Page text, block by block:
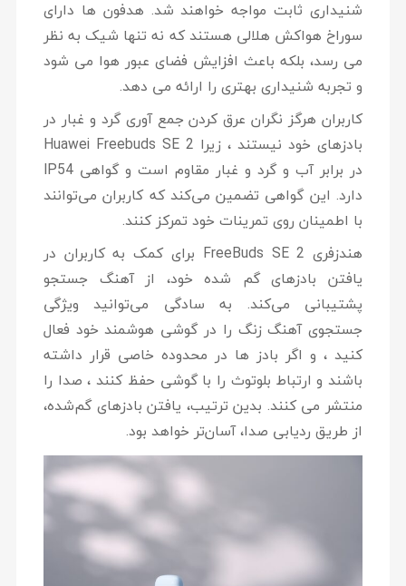
شنیداری ثابت مواجه خواهند شد. هدفون ها دارای
سوراخ هواکش هلالی هستند که نه تنها شیک به نظر
می رسد، بلکه باعث افزایش فضای عبور هوا می شود
و تجربه شنیداری بهتری را ارائه می دهد.
کاربران هرگز نگران عرق کردن جمع آوری گرد و غبار در
بادزهای خود نیستند ، زیرا Huawei Freebuds SE 2
در برابر آب و گرد و غبار مقاوم است و گواهی IP54
دارد. این گواهی تضمین می‌کند که کاربران می‌توانند
با اطمینان روی تمرینات خود تمرکز کنند.
هندزفری FreeBuds SE 2 برای کمک به کاربران در
یافتن بادزهای گم شده خود، از آهنگ جستجو
پشتیبانی می‌کند. به سادگی می‌توانید ویژگی
جستجوی آهنگ زنگ را در گوشی هوشمند خود فعال
کنید ، و اگر بادز ها در محدوده خاصی قرار داشته
باشند و ارتباط بلوتوث را با گوشی حفظ کنند ، صدا را
منتشر می کنند. بدین ترتیب، یافتن بادزهای گم‌شده،
از طریق ردیابی صدا، آسان‌تر خواهد بود.